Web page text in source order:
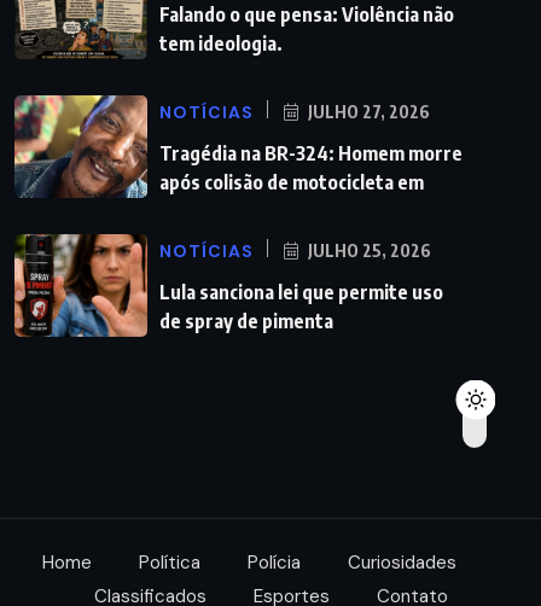
Falando o que pensa: Violência não
tem ideologia.
NOTÍCIAS JULHO 27, 2026
Tragédia na BR-324: Homem morre
após colisão de motocicleta em
NOTÍCIAS JULHO 25, 2026
Lula sanciona lei que permite uso
de spray de pimenta
Home Política Polícia
Curiosidades
Classificados
Esportes Contato